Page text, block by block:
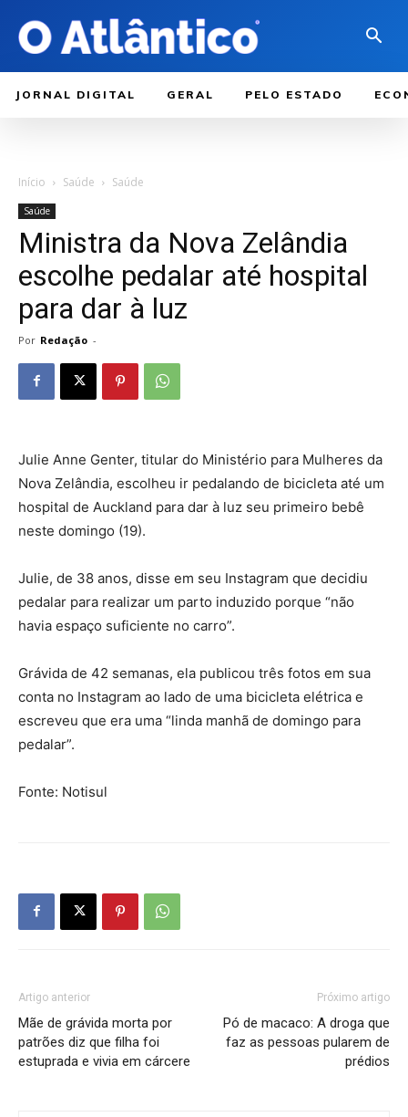
JORNAL DIGITAL GERAL PELO ESTADO
Início Saúde Saúde
Saúde
Ministra da Nova Zelândia
escolhe pedalar até hospital
para dar à luz
Por Redação -
Julie Anne Genter, titular do Ministério para Mulheres da
Nova Zelândia, escolheu ir pedalando de bicicleta até um
hospital de Auckland para dar à luz seu primeiro bebê
neste domingo (19).
Julie, de 38 anos, disse em seu Instagram que decidiu
pedalar para realizar um parto induzido porque “não
havia espaço suficiente no carro”.
Grávida de 42 semanas, ela publicou três fotos em sua
conta no Instagram ao lado de uma bicicleta elétrica e
escreveu que era uma “linda manhã de domingo para
pedalar”.
Fonte: Notisul
Artigo anterior
Mãe de grávida morta por
patrões diz que filha foi
estuprada e vivia em cárcere
Próximo artigo
Pó de macaco: A droga que
faz as pessoas pularem de
prédios